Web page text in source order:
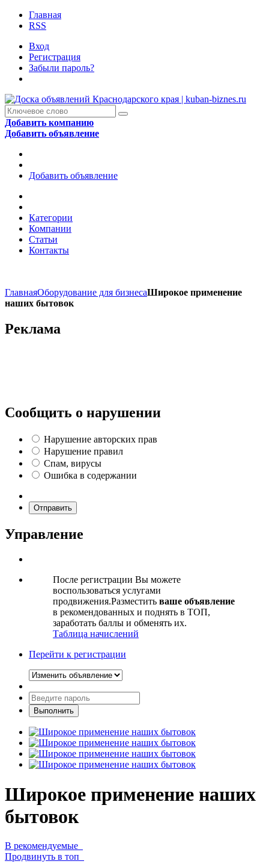
Главная
RSS
Вход
Регистрация
Забыли пароль?
Добавить компанию
Добавить объявление
Добавить объявление
Категории
Компании
Статьи
Контакты
ГлавнаяОборудование для бизнесаШирокое применение
наших бытовок
Реклама
Сообщить о нарушении
Нарушение авторских прав
Нарушение правил
Спам, вирусы
Ошибка в содержании
Отправить
Управление
После регистрации Вы можете
воспользоваться услугами
продвижения.Разместить ваше объявление
в рекомендованных и поднять в ТОП,
заработать баллы и обменять их.
Таблица начислений
Перейти к регистрации
Широкое применение наших
бытовок
В рекомендуемые
Продвинуть в топ